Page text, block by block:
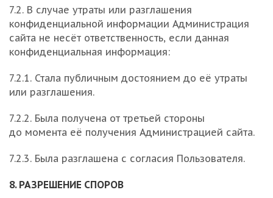
7.2. В случае утраты или разглашения
конфиденциальной информации Администрация
сайта не несёт ответственность, если данная
конфиденциальная информация:
7.2.1. Стала публичным достоянием до её утраты
или разглашения.
7.2.2. Была получена от третьей стороны
до момента её получения Администрацией сайта.
7.2.3. Была разглашена с согласия Пользователя.
8. РАЗРЕШЕНИЕ СПОРОВ